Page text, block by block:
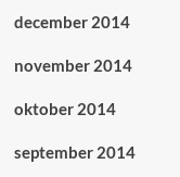
december 2014
november 2014
oktober 2014
september 2014